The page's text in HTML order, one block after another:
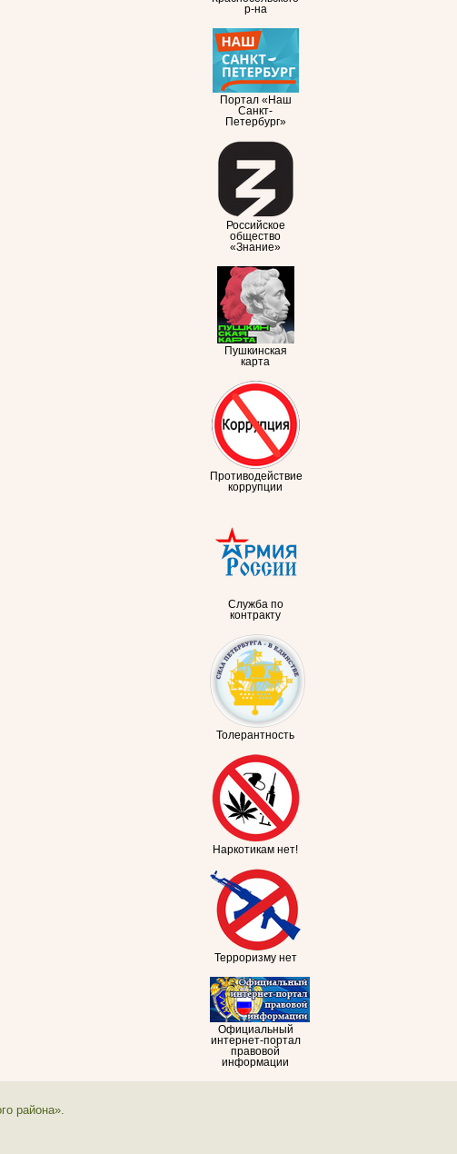
р-на
Портал «Наш
Санкт-
Петербург»
Российское
общество
«Знание»
Пушкинская
карта
Противодействие
коррупции
Служба по
контракту
Толерантность
Наркотикам нет!
Терроризму нет
Официальный
интернет-портал
правовой
информации
района».